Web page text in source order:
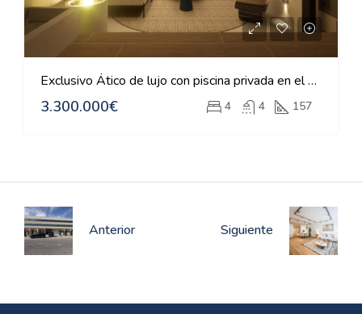
Exclusivo Ático de lujo con piscina privada en el corazón de Madrid
3.300.000€ 4 4 157
Anterior Siguiente